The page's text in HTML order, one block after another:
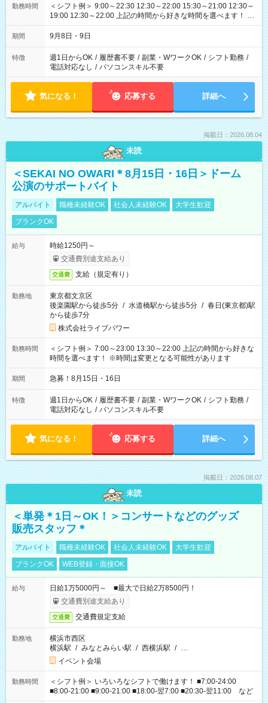
勤務時間
＜シフト例＞ 9:00～22:30 12:30～22:00 15:30～21:00 12:30～
19:00 12:30～22:00 上記の時間から好きな時間を選べます！ ※
時間は変更となる可能性があります
期間 9月8日・9日
特徴 週1日からOK / 履歴書不要 / 副業・WワークOK / シフト勤務 /
電話対応なし / パソコンスキル不要
気になる！ 応募する 詳細へ
掲載日：2026.08.04
未読
＜SEKAI NO OWARI＊8月15日・16日＞ドーム
公演のサポートバイト
アルバイト 職種未経験OK 社会人未経験OK
大学生歓迎
ブランクOK
給与
時給1250円～
交通費別途支給あり
交通費 支給（規定有り）
勤務地
東京都文京区
後楽園駅から徒歩5分 / 水道橋駅から徒歩5分 / 春日(東京都)駅
から徒歩7分
株式会社ライブパワー
勤務時間
＜シフト例＞ 7:00～23:00 13:30～22:00 上記の時間から好きな
時間を選べます！ ※時間は変更となる可能性があります
期間 急募！8月15日・16日
特徴 週1日からOK / 履歴書不要 / 副業・WワークOK / シフト勤務 /
電話対応なし / パソコンスキル不要
気になる！ 応募する 詳細へ
掲載日：2026.08.07
未読
＜単発＊1日～OK！＞コンサートなどのグッズ
販売スタッフ＊
アルバイト 職種未経験OK 社会人未経験OK
大学生歓迎
ブランクOK
WEB登録・面接OK
給与
日給1万5000円～ ■最大で日給2万8500円！
交通費別途支給あり
交通費 交通費規定支給
勤務地
横浜市西区
横浜駅 / みなとみらい駅 / 西横浜駅 / …
イベント会場
勤務時間
＜シフト例＞ いろいろなシフトで働けます！ ■7:00-24:00
■8:00-21:00 ■9:00-21:00 ■18:00-翌7:00 ■20:30-翌11:00 など